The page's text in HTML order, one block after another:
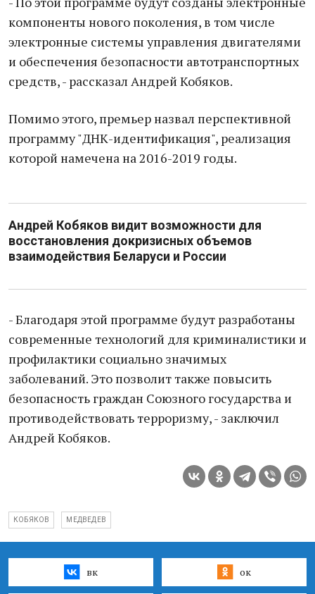
компоненты нового поколения, в том числе
электронные системы управления двигателями
и обеспечения безопасности автотранспортных
средств, - рассказал Андрей Кобяков.
Помимо этого, премьер назвал перспективной
программу "ДНК-идентификация", реализация
которой намечена на 2016-2019 годы.
Андрей Кобяков видит возможности для
восстановления докризисных объемов
взаимодействия Беларуси и России
- Благодаря этой программе будут разработаны
современные технологий для криминалистики и
профилактики социально значимых
заболеваний. Это позволит также повысить
безопасность граждан Союзного государства и
противодействовать терроризму, - заключил
Андрей Кобяков.
КОБЯКОВ МЕДВЕДЕВ
вк ок